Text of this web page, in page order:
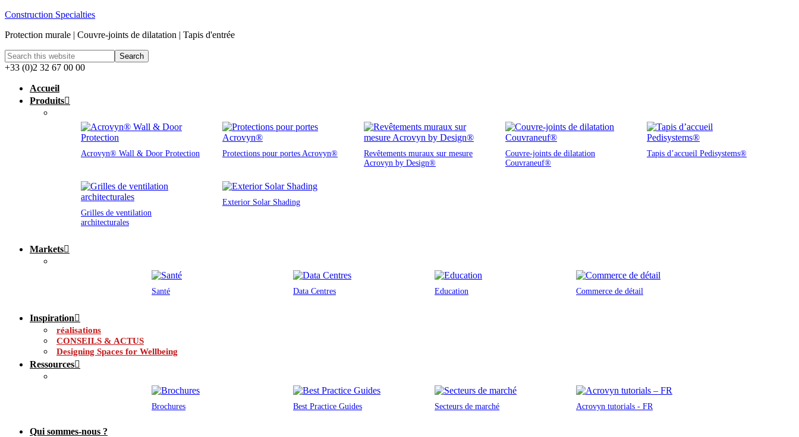
Construction Specialties
Protection murale | Couvre-joints de dilatation | Tapis d'entrée
+33 (0)2 32 67 00 00
Accueil
Produits
Acrovyn® Wall & Door Protection Protections pour portes Acrovyn®
Revêtements muraux sur mesure
Acrovyn by Design®
Couvre-joints de dilatation
Couvraneuf®
Tapis d’accueil Pedisystems®
Grilles de ventilation
architecturales
Exterior Solar Shading
Markets
Santé Data Centres Education Commerce de détail
Inspiration
réalisations
CONSEILS & ACTUS
Designing Spaces for Wellbeing
Ressources
Brochures Best Practice Guides Secteurs de marché Acrovyn tutorials - FR
Qui sommes-nous ?